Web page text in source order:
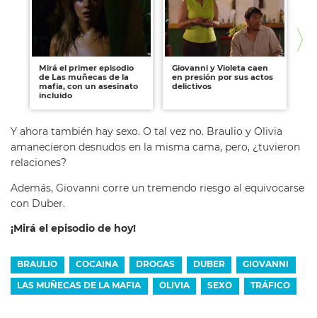
Mirá el primer episodio
de Las muñecas de la
mafia, con un asesinato
incluido
Giovanni y Violeta caen
en presión por sus actos
delictivos
Y ahora también hay sexo. O tal vez no. Braulio y Olivia
amanecieron desnudos en la misma cama, pero, ¿tuvieron
relaciones?
Además, Giovanni corre un tremendo riesgo al equivocarse
con Duber.
¡Mirá el episodio de hoy!
BRAULIO COCAINA DROGAS DUBER GIOVANNI
LAS MUÑECAS DE LA MAFIA OLIVIA SEXO TRÁFICO